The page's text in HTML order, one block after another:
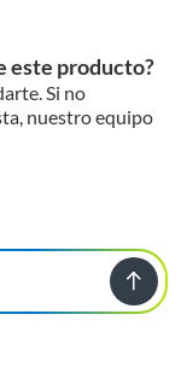
este producto?
Si no
nuestro equipo